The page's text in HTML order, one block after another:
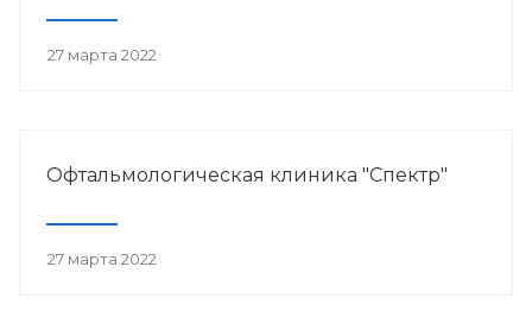
27 марта 2022
Офтальмологическая клиника "Спектр"
27 марта 2022